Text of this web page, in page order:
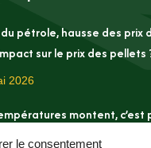
le consentement
pétrole, hausse des prix
sur le prix des pellets
2026
montent, c’est